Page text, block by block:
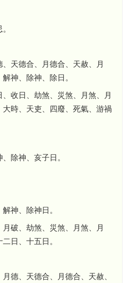
天德合、月德合、天赦、月
神、除神、除日。
收日、劫煞、災煞、月煞、月
時、天吏、四廢、死氣、游禍
除神、亥子日。
神、除神日。
破、劫煞、災煞、月煞、月
日、十五日。
德、天德合、月德合、天赦、